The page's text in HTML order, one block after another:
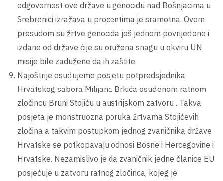
odgovornost ove države u genocidu nad Bošnjacima u
Srebrenici izražava u procentima je sramotna. Ovom
presudom su žrtve genocida još jednom povrijeđene i
izdane od države ćije su oružena snagu u okviru UN
misije bile zadužene da ih zaštite.
Najoštrije osuđujemo posjetu potpredsjednika
Hrvatskog sabora Milijana Brkića osuđenom ratnom
zločincu Bruni Stojiću u austrijskom zatvoru . Takva
posjeta je monstruozna poruka žrtvama Stojićevih
zločina a takvim postupkom jednog zvaničnika države
Hrvatske se potkopavaju odnosi Bosne i Hercegovine i
Hrvatske. Nezamislivo je da zvaničnik jedne članice EU
posjećuje u zatvoru ratnog zločinca, kojeg je